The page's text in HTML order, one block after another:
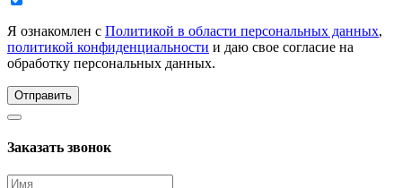
Я ознакомлен с Политикой в области персональных данных,
политикой конфиденциальности и даю свое согласие на
обработку персональных данных.
Отправить
Заказать звонок